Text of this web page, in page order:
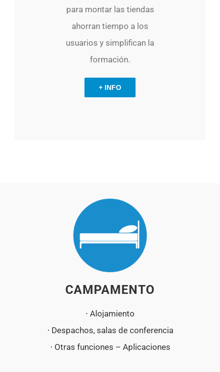
para montar las tiendas
ahorran tiempo a los
usuarios y simplifican la
formación.
+ INFO
CAMPAMENTO
⋅ Alojamiento
⋅ Despachos, salas de conferencia
⋅ Otras funciones – Aplicaciones